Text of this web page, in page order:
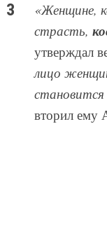
«Женщине,
страсть,
утверждал
лицо
становится
вторил ему